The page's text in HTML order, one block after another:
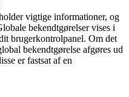
vigtige informationer, og
bekendtgørelser vises i
brugerkontrolpanel. Om det
bekendtgørelse afgøres ud
er fastsat af en